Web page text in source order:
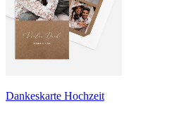
Dankeskarte Hochzeit